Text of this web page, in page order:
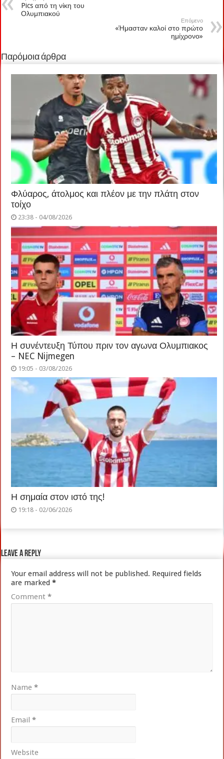
Pics από τη νίκη του
Ολυμπιακού
Επόμενο
«Ήμασταν καλοί στο πρώτο
ημίχρονο»
Παρόμοια άρθρα
Φλύαρος, άτολμος και πλέον με την πλάτη στον
τοίχο
23:38 - 04/08/2026
Η συνέντευξη Τύπου πριν τον αγωνα Ολυμπιακος
– NEC Nijmegen
19:05 - 03/08/2026
Η σημαία στον ιστό της!
19:18 - 02/06/2026
Leave a Reply
Your email address will not be published. Required fields
are marked*
Comment*
Name*
Email*
Website